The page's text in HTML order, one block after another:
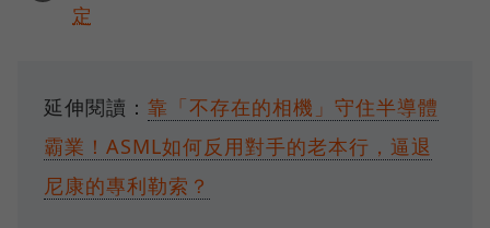
定
延伸閱讀： 靠「不存在的相機」守住半導體
霸業！ASML如何反用對手的老本行，逼退
尼康的專利勒索？